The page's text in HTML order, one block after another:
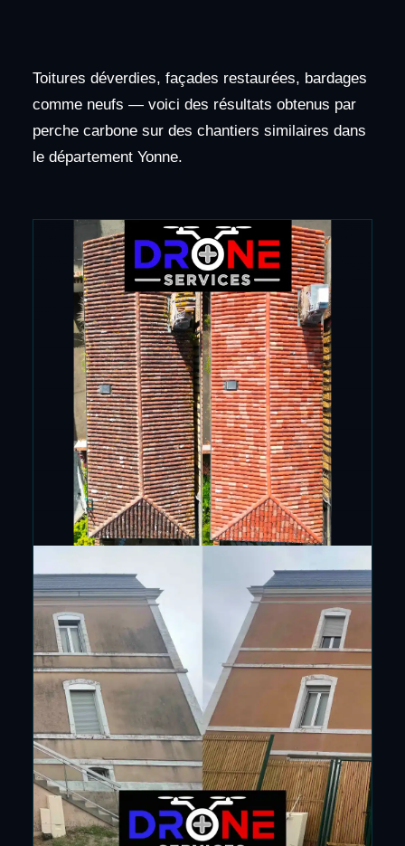
Toitures déverdies, façades restaurées, bardages
comme neufs — voici des résultats obtenus par
perche carbone sur des chantiers similaires dans
le département Yonne.